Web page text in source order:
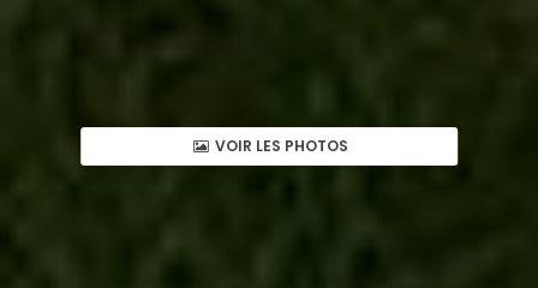
VOIR LES PHOTOS